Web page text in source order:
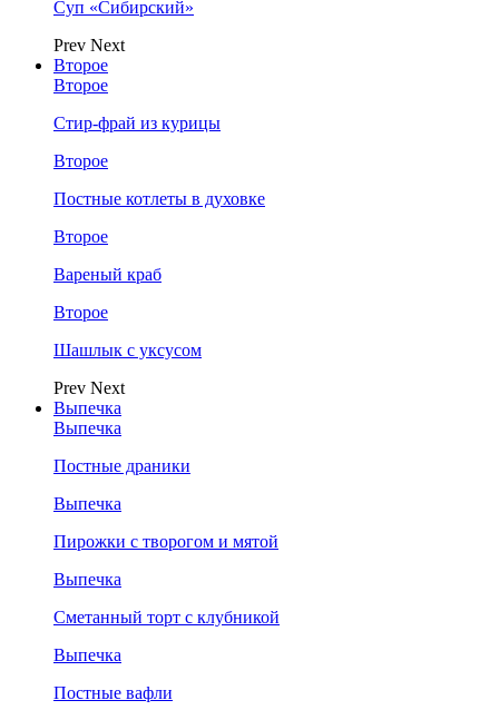
Суп «Сибирский»
Prev Next
Второе
Второе
Стир-фрай из курицы
Второе
Постные котлеты в духовке
Второе
Вареный краб
Второе
Шашлык с уксусом
Prev Next
Выпечка
Выпечка
Постные драники
Выпечка
Пирожки с творогом и мятой
Выпечка
Сметанный торт с клубникой
Выпечка
Постные вафли